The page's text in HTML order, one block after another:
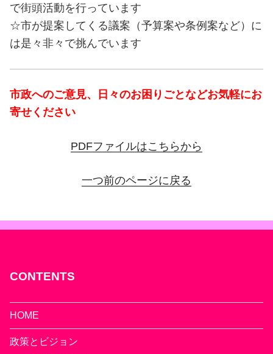
で街頭活動を行っています
☆市が提案してくる議案（予算案や条例案など）に
は是々非々で挑んでいます
市政へのご意見、日々のお困りごとなどお気軽にお
寄せください
PDFファイルはこちらから
一つ前のページに戻る
CONTENTS
HOME
政策とビジョン